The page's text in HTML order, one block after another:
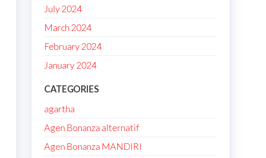
July 2024
March 2024
February 2024
January 2024
CATEGORIES
agartha
Agen Bonanza alternatif
Agen Bonanza MANDIRI